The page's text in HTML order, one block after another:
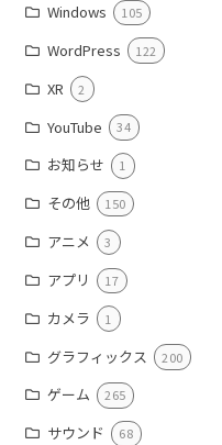
Windows 105
WordPress 122
XR 2
YouTube 34
お知らせ 1
その他 150
アニメ 3
アプリ 17
カメラ 1
グラフィックス 200
ゲーム 265
サウンド 68